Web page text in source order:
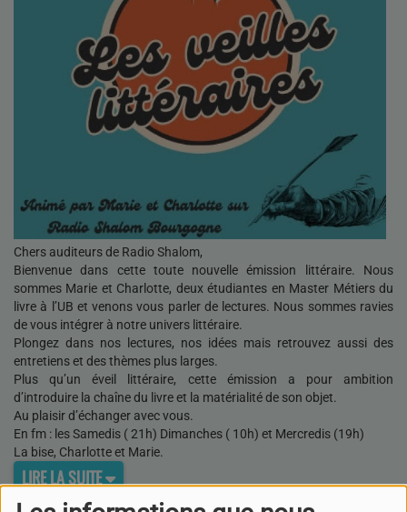
Chers auditeurs de Radio Shalom,
Bienvenue dans cette toute nouvelle émission littéraire. Nous
sommes Marie et Charlotte, deux étudiantes en Master Métiers du
livre à l’UB et venons vous parler de lectures. Nous sommes ravies
de vous intégrer à notre univers littéraire.
Plongez dans nos lectures, nos idées mais retrouvez aussi des
entretiens et des thèmes plus larges.
Plus qu’un éveil littéraire, cette émission a pour ambition
d’introduire la chaîne du livre et la matérialité de son objet.
Au plaisir d’échanger avec vous.
En fm : les Samedis ( 21h) Dimanches ( 10h) et Mercredis (19h)
La bise, Charlotte et Marie.
LIRE LA SUITE